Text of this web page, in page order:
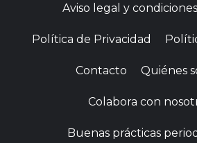
Aviso legal y
Política de Privacidad
Contacto Quiénes
Colabora con
Buenas prácticas